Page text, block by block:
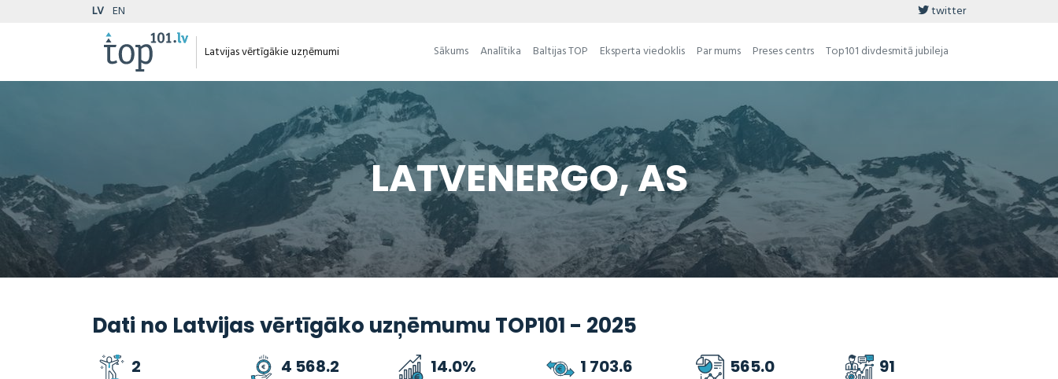
LV EN twitter
Latvijas vērtīgākie uzņēmumi Sākums Analītika Baltijas TOP Eksperta viedoklis Par mums Preses centrs Top101 divdesmitā jubileja
LATVENERGO, AS
Dati no Latvijas vērtīgāko uzņēmumu TOP101 - 2025
2 4 568.2 14.0% 1 703.6 565.0 91